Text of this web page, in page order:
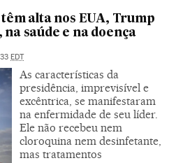
alta nos EUA, Trump
saúde e na doença
EDT
As características da
presidência, imprevisível e
excêntrica, se manifestaram
na enfermidade de seu líder.
Ele não recebeu nem
cloroquina nem desinfetante,
mas tratamentos